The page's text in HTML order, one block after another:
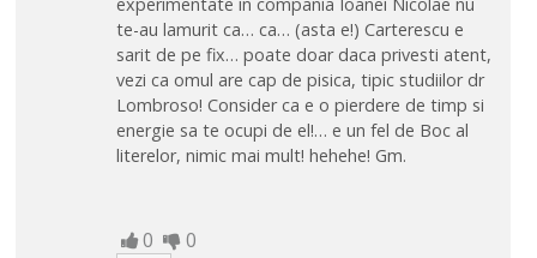
experimentate in compania Ioanei Nicolae nu
te-au lamurit ca… ca… (asta e!) Carterescu e
sarit de pe fix… poate doar daca privesti atent,
vezi ca omul are cap de pisica, tipic studiilor dr
Lombroso! Consider ca e o pierdere de timp si
energie sa te ocupi de el!… e un fel de Boc al
literelor, nimic mai mult! hehehe! Gm.
0 0